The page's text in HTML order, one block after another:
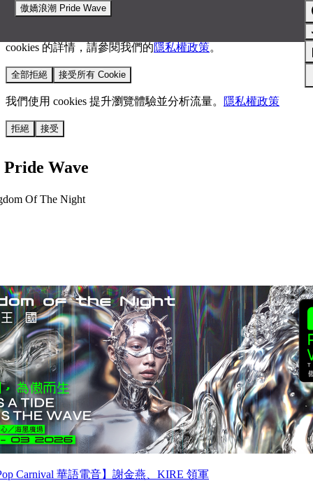
我們使用 cookies 來提升您的瀏覽體驗並分析網站流量。
cookies 的詳情，請參閱我們的隱私權政策。
全部拒絕 接受所有 Cookie
我們使用 cookies 提升瀏覽體驗並分析流量。 隱私權政策
拒絕 接受
傲嬌浪潮 Pride Wave
Wave
Of The Night
Carnival 華語電音】謝金燕、KIRE 領軍